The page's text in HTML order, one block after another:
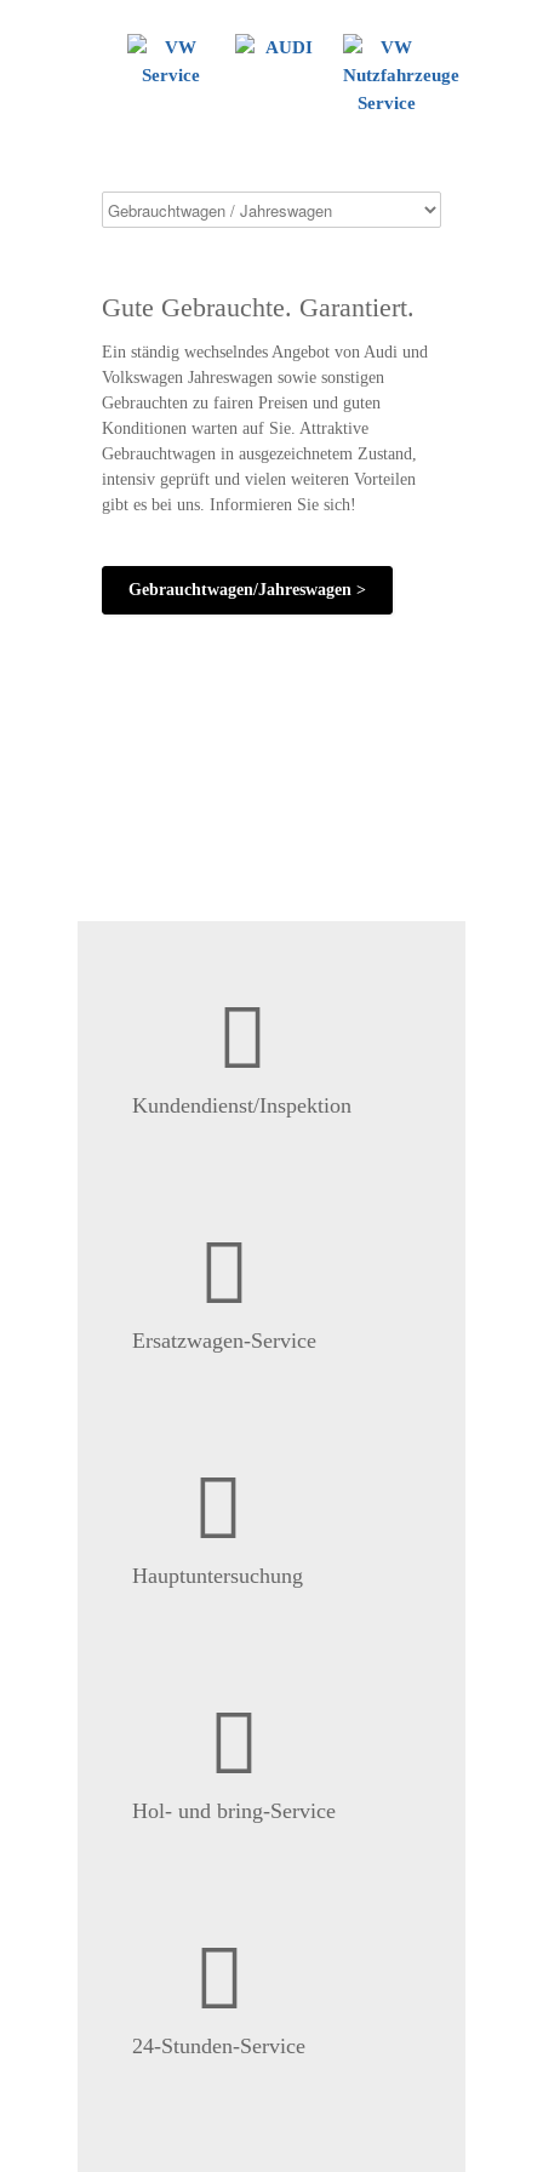
Gute Gebrauchte. Garantiert.
Ein ständig wechselndes Angebot von Audi und
Volkswagen Jahreswagen sowie sonstigen
Gebrauchten zu fairen Preisen und guten
Konditionen warten auf Sie. Attraktive
Gebrauchtwagen in ausgezeichnetem Zustand,
intensiv geprüft und vielen weiteren Vorteilen
gibt es bei uns. Informieren Sie sich!
Gebrauchtwagen/Jahreswagen >
Kundendienst/Inspektion
Ersatzwagen-Service
Hauptuntersuchung
Hol- und bring-Service
24-Stunden-Service